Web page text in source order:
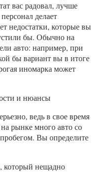
вас радовал, лучше
делает
недостатки, которые вы
бы. Обычно на
авто: например, при
бы вариант вы в итоге
иномарка может
ведь в свое время
рынке много авто со
Вы определите
который нещадно